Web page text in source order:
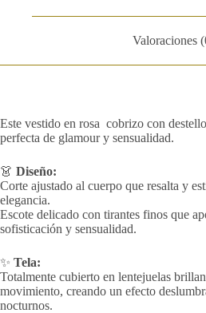
Valoraciones
Este vestido en rosa cobrizo con
perfecta de glamour y sensualidad.
👗 Diseño:
Corte ajustado al cuerpo que resalta y
elegancia.
Escote delicado con tirantes finos que
sofisticación y sensualidad.
✨ Tela:
Totalmente cubierto en lentejuelas
movimiento, creando un efecto
nocturnos.